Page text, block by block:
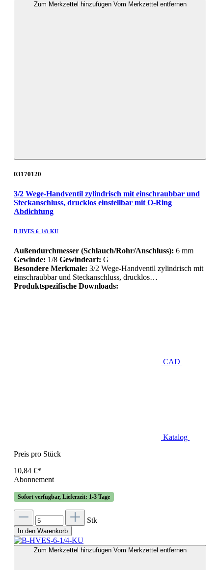
Zum Merkzettel hinzufügen Vom Merkzettel entfernen
03170120
3/2 Wege-Handventil zylindrisch mit einschraubbar und
Steckanschluss, drucklos einstellbar mit O-Ring
Abdichtung
B-HVES-6-1/8-KU
Außendurchmesser (Schlauch/Rohr/Anschluss): 6 mm
Gewinde: 1/8 Gewindeart: G
Besondere Merkmale: 3/2 Wege-Handventil zylindrisch mit
einschraubbar und Steckanschluss, drucklos…
Produktspezifische Downloads:
CAD
Katalog
Preis pro Stück
10,84 €*
Abonnement
Sofort verfügbar, Lieferzeit: 1-3 Tage
Stk
In den Warenkorb
Zum Merkzettel hinzufügen Vom Merkzettel entfernen